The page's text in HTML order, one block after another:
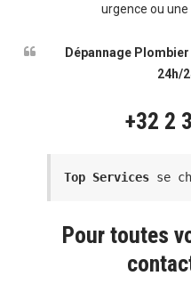
urgence ou une
Dépannage
24h/
+32 2
Top Services se
Pour toutes